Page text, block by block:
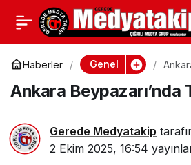
Haberler Genel
Ankara Beypazarı’nda
Gerede Medyatakip
2 Ekim 2025, 16:54
Düzce’de Narkotik
Operasyonu: Genç
Şüpheli Yakalandı